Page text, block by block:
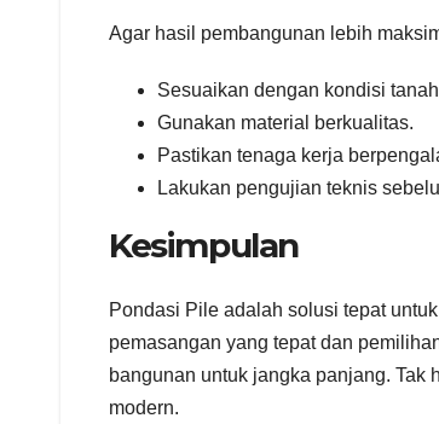
Agar hasil pembangunan lebih
Sesuaikan dengan kondisi
Gunakan material berkualitas.
Pastikan tenaga kerja
Lakukan pengujian teknis
Kesimpulan
Pondasi Pile adalah solusi tepat
pemasangan yang tepat dan
bangunan untuk jangka panjang.
modern.